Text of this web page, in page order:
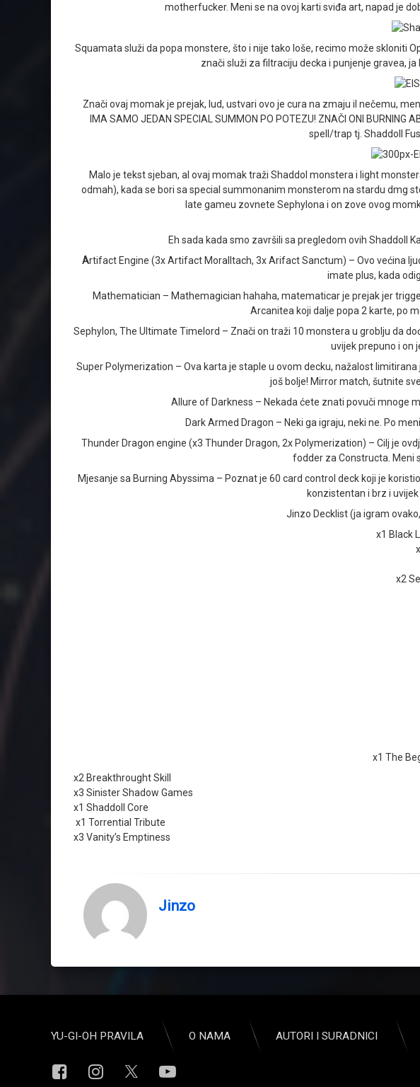
motherfucker. Meni se na ovoj karti sviđa art, napad je
Squamata služi da popa monstere, što i nije tako loše, recimo može skloniti
znači služi za filtraciju decka i punjenje gravea,
Znači ovaj momak je prejak, lud, ustvari ovo je cura na zmaju il nečemu,
IMA SAMO JEDAN SPECIAL SUMMON PO POTEZU! ZNAČI ONI
spell/trap tj. Shaddoll
Malo je tekst sjeban, al ovaj momak traži Shaddol monstera i light
odmah), kada se bori sa special summonanim monsterom na stardu dmg
late gameu zovnete Sephylona i on zove ovog
Eh sada kada smo završili sa pregledom ovih Shaddoll
Artifact Engine (3x Artifact Moralltach, 3x Arifact Sanctum) – Ovo većina
imate plus, kada
Mathematician – Mathemagician hahaha, matematicar je prejak jer
Arcanitea koji dalje popa 2 karte, po
Sephylon, The Ultimate Timelord – Znači on traži 10 monstera u groblju da
uvijek prepuno i on
Super Polymerization – Ova karta je staple u ovom decku, nažalost
još bolje! Mirror match, šutnite
Allure of Darkness – Nekada ćete znati povuči mnoge
Dark Armed Dragon – Neki ga igraju, neki ne. Po
Thunder Dragon engine (x3 Thunder Dragon, 2x Polymerization) – Cilj je
fodder za Constructa. Meni
Mjesanje sa Burning Abyssima – Poznat je 60 card control deck koji je
konzistentan i brz i
Jinzo Decklist (ja igram
x1 Black
x2
x1 The
x2 Breakthrought Skill
x3 Sinister Shadow Games
x1 Shaddoll Core
x1 Torrential Tribute
x3 Vanity’s Emptiness
Jinzo
YU-GI-OH PRAVILA O NAMA AUTORI I SURADNICI
FacebookInstagramYouTube